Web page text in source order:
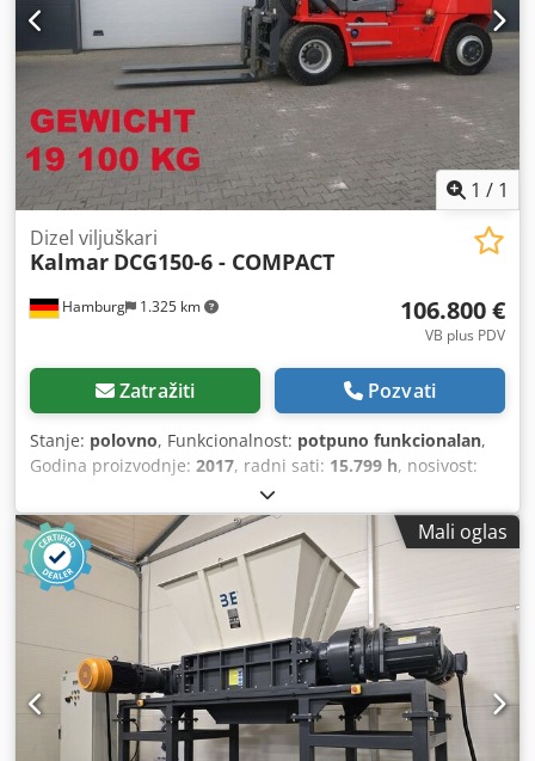
1 / 1
Hamburg 1.325 km
Dizel viljuškari
Kalmar DCG150-6 - COMPACT
106.800 €
VB plus PDV
Zatražiti Pozvati
Stanje: polovno, Funkcionalnost: potpuno funkcionalan,
Godina proizvodnje: 2017, radni sati: 15.799 h, nosivost:
3.070 mm
1.500 mm, vrsta goriva:dizel, tip jarma:dupleks,
građevinska visina:3.200 mm, širina nosivog rama
viljuškara:2.500 mm, prazna masa vozila:19.100 kg
ukupna dužina:5.000 mm , tip pogona: Diesel
2.300 mm
, Dizel viljuškar Težište opterećenja: 600
Tip jarbola: Duplex Cjdsxxnmmjpfx Angjha Stanje:
Spreman za rad i potpuno funkcionalan Tehničko stanje:
veoma dobro Prednje gume tip: Superelastične Prednje
gume veličina: 12.00-20 Zadnje gume tip: Superelastične
Zadnje gume veličina: 12.00-20 Opis: Pored ovog Kalmar
Mali oglas